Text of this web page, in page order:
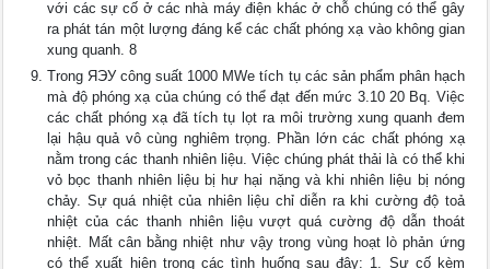
với các sự cố ở các nhà máy điện khác ở chỗ chúng có thể gây
ra phát tán một lượng đáng kể các chất phóng xạ vào không gian
xung quanh. 8
Trong ЯЭУ công suất 1000 MWe tích tụ các sản phẩm phân hạch
mà độ phóng xạ của chúng có thể đạt đến mức 3.10 20 Bq. Việc
các chất phóng xạ đã tích tụ lọt ra môi trường xung quanh đem
lại hậu quả vô cùng nghiêm trọng. Phần lớn các chất phóng xạ
nằm trong các thanh nhiên liệu. Việc chúng phát thải là có thể khi
vỏ bọc thanh nhiên liệu bị hư hại nặng và khi nhiên liệu bị nóng
chảy. Sự quá nhiệt của nhiên liệu chỉ diễn ra khi cường độ toả
nhiệt của các thanh nhiên liệu vượt quá cường độ dẫn thoát
nhiệt. Mất cân bằng nhiệt như vậy trong vùng hoạt lò phản ứng
có thể xuất hiện trong các tình huống sau đây: 1. Sự cố kèm